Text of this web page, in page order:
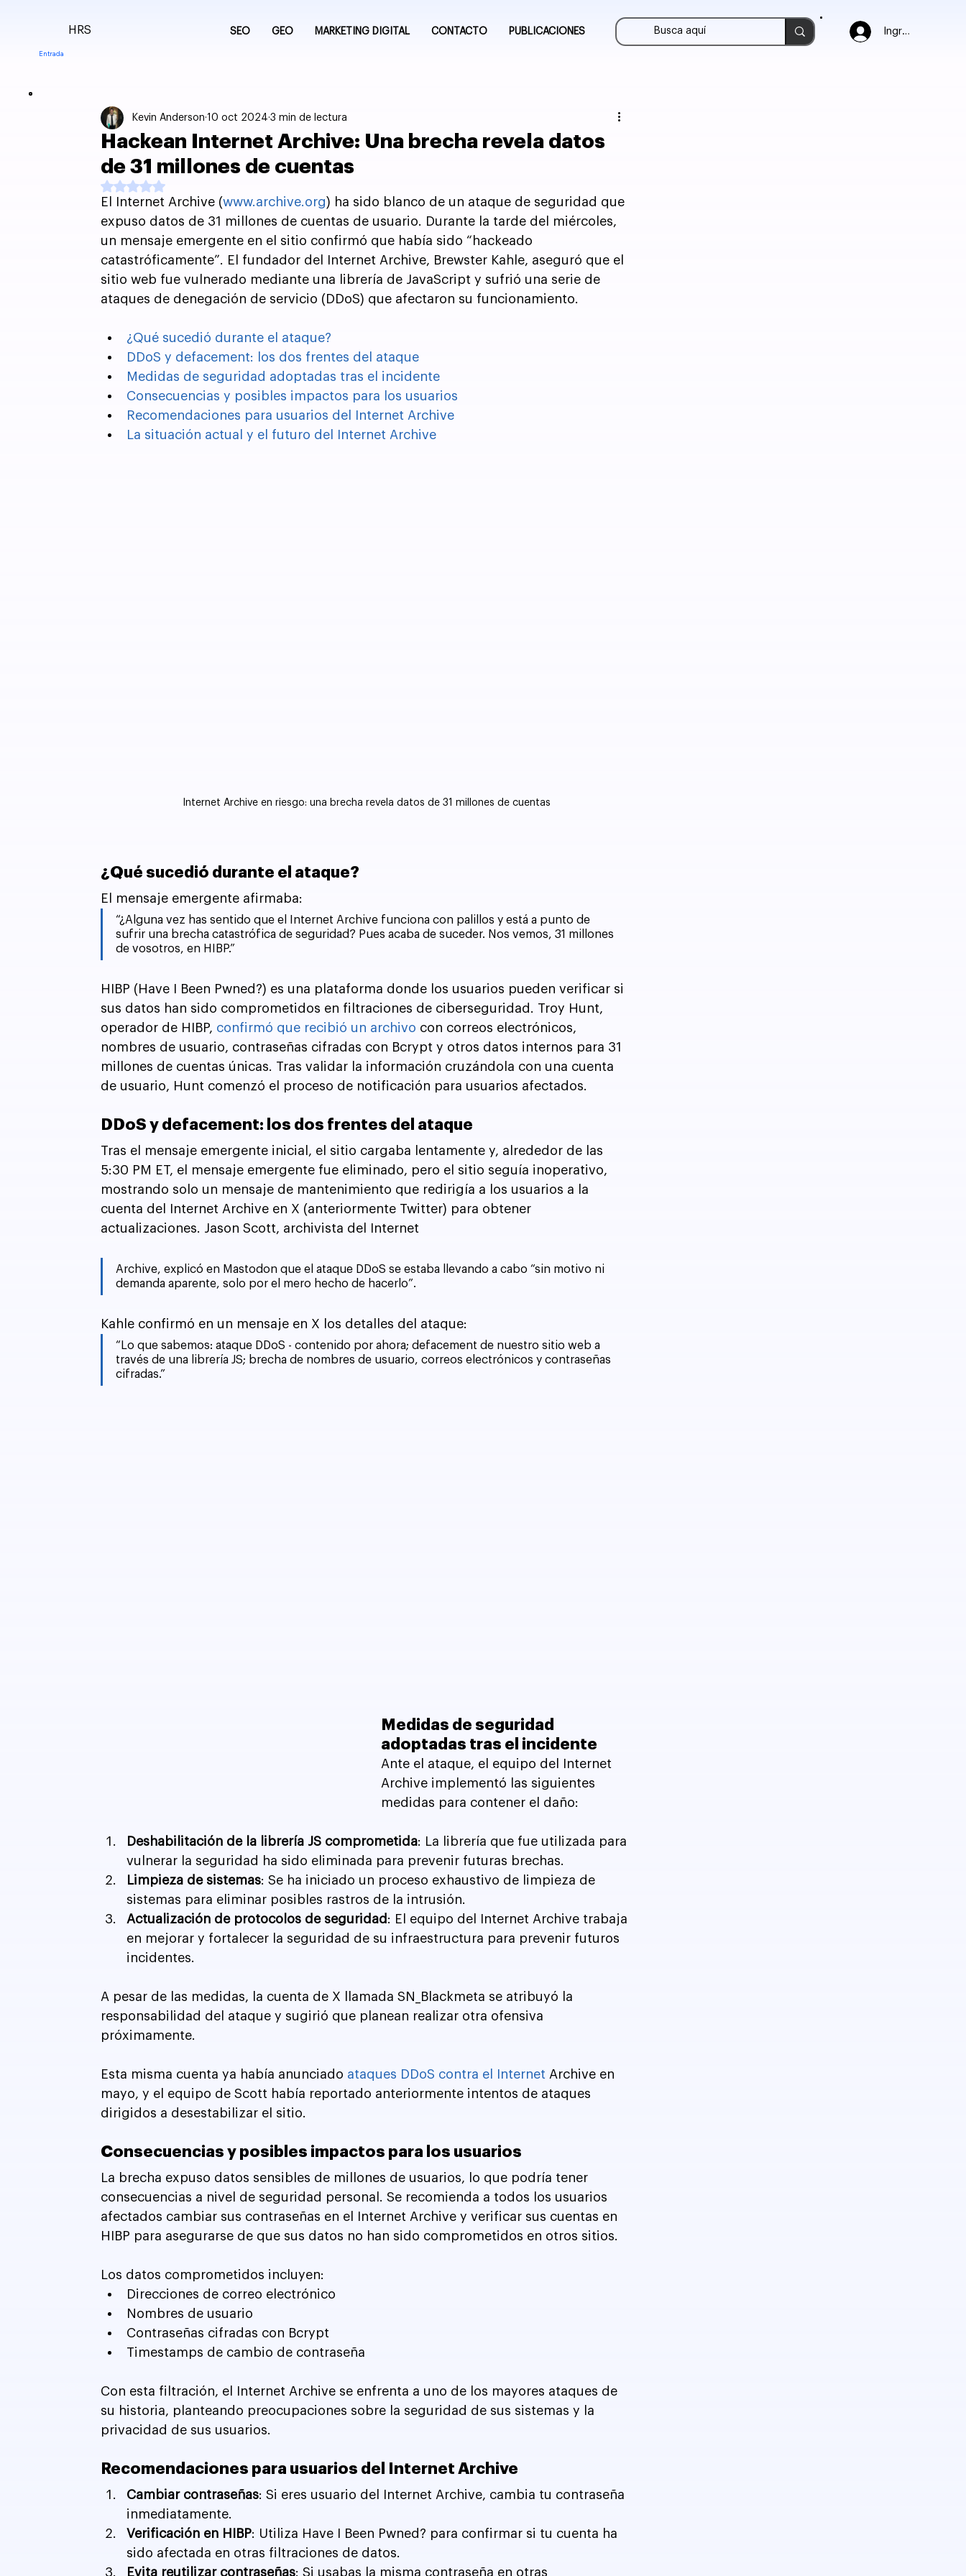
Ingresar
SEO GEO MARKETING DIGITAL CONTACTO PUBLICACIONES
Entrada
HRS
Hackean Internet Archive: Una brecha revela datos
de 31 millones de cuentas
Kevin Anderson 10 oct 2024 3 min de lectura
Obtuvo NaN de 5 estrellas.
El Internet Archive (www.archive.org) ha sido blanco de un ataque de seguridad que
expuso datos de 31 millones de cuentas de usuario. Durante la tarde del miércoles,
un mensaje emergente en el sitio confirmó que había sido “hackeado
catastróficamente”. El fundador del Internet Archive, Brewster Kahle, aseguró que el
sitio web fue vulnerado mediante una librería de JavaScript y sufrió una serie de
ataques de denegación de servicio (DDoS) que afectaron su funcionamiento.
¿Qué sucedió durante el ataque?
DDoS y defacement: los dos frentes del ataque
Medidas de seguridad adoptadas tras el incidente
Consecuencias y posibles impactos para los usuarios
Recomendaciones para usuarios del Internet Archive
La situación actual y el futuro del Internet Archive
Internet Archive en riesgo: una brecha revela datos de 31 millones de cuentas
¿Qué sucedió durante el ataque?
El mensaje emergente afirmaba:
“¿Alguna vez has sentido que el Internet Archive funciona con palillos y está a punto de
sufrir una brecha catastrófica de seguridad? Pues acaba de suceder. Nos vemos, 31 millones
de vosotros, en HIBP.”
HIBP (Have I Been Pwned?) es una plataforma donde los usuarios pueden verificar si
sus datos han sido comprometidos en filtraciones de ciberseguridad. Troy Hunt,
operador de HIBP, confirmó que recibió un archivo con correos electrónicos,
nombres de usuario, contraseñas cifradas con Bcrypt y otros datos internos para 31
millones de cuentas únicas. Tras validar la información cruzándola con una cuenta
de usuario, Hunt comenzó el proceso de notificación para usuarios afectados.
DDoS y defacement: los dos frentes del ataque
Tras el mensaje emergente inicial, el sitio cargaba lentamente y, alrededor de las
5:30 PM ET, el mensaje emergente fue eliminado, pero el sitio seguía inoperativo,
mostrando solo un mensaje de mantenimiento que redirigía a los usuarios a la
cuenta del Internet Archive en X (anteriormente Twitter) para obtener
actualizaciones. Jason Scott, archivista del Internet
Archive, explicó en Mastodon que el ataque DDoS se estaba llevando a cabo “sin motivo ni
demanda aparente, solo por el mero hecho de hacerlo”.
Kahle confirmó en un mensaje en X los detalles del ataque:
“Lo que sabemos: ataque DDoS - contenido por ahora; defacement de nuestro sitio web a
través de una librería JS; brecha de nombres de usuario, correos electrónicos y contraseñas
cifradas.”
Medidas de seguridad
adoptadas tras el incidente
Ante el ataque, el equipo del Internet
Archive implementó las siguientes
medidas para contener el daño:
Deshabilitación de la librería JS comprometida: La librería que fue utilizada para
vulnerar la seguridad ha sido eliminada para prevenir futuras brechas.
Limpieza de sistemas: Se ha iniciado un proceso exhaustivo de limpieza de
sistemas para eliminar posibles rastros de la intrusión.
Actualización de protocolos de seguridad : El equipo del Internet Archive trabaja
en mejorar y fortalecer la seguridad de su infraestructura para prevenir futuros
incidentes.
A pesar de las medidas, la cuenta de X llamada SN_Blackmeta se atribuyó la
responsabilidad del ataque y sugirió que planean realizar otra ofensiva
próximamente.
Esta misma cuenta ya había anunciado ataques DDoS contra el Internet Archive en
mayo, y el equipo de Scott había reportado anteriormente intentos de ataques
dirigidos a desestabilizar el sitio.
Consecuencias y posibles impactos para los usuarios
La brecha expuso datos sensibles de millones de usuarios, lo que podría tener
consecuencias a nivel de seguridad personal. Se recomienda a todos los usuarios
afectados cambiar sus contraseñas en el Internet Archive y verificar sus cuentas en
HIBP para asegurarse de que sus datos no han sido comprometidos en otros sitios.
Los datos comprometidos incluyen:
Direcciones de correo electrónico
Nombres de usuario
Contraseñas cifradas con Bcrypt
Timestamps de cambio de contraseña
Con esta filtración, el Internet Archive se enfrenta a uno de los mayores ataques de
su historia, planteando preocupaciones sobre la seguridad de sus sistemas y la
privacidad de sus usuarios.
Recomendaciones para usuarios del Internet Archive
Cambiar contraseñas: Si eres usuario del Internet Archive, cambia tu contraseña
inmediatamente.
Verificación en HIBP: Utiliza Have I Been Pwned? para confirmar si tu cuenta ha
sido afectada en otras filtraciones de datos.
Evita reutilizar contraseñas: Si usabas la misma contraseña en otras